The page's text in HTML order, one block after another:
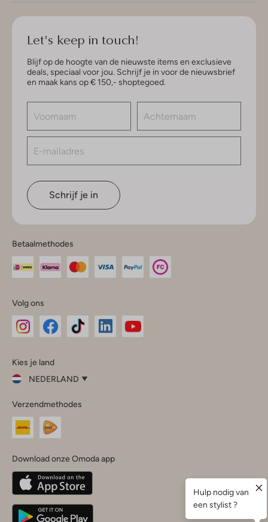
Let's keep in touch!
Blijf op de hoogte van de nieuwste items en exclusieve
deals, speciaal voor jou. Schrijf je in voor de nieuwsbrief
en maak kans op € 150,- shoptegoed.
Schrijf je in
Betaalmethodes
Volg ons
InstagramFacebook
Kies je land
NEDERLAND
je
land
Nederland
Belgique(Français)
Deutschland
Verzendmethodes
Download onze Omoda app